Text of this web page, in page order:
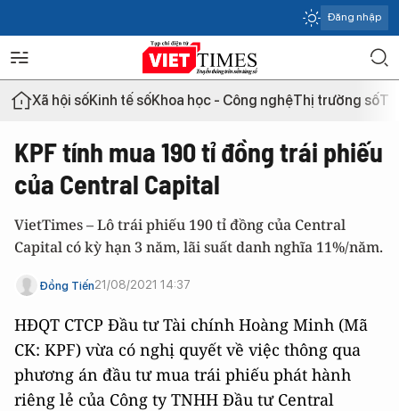
Đăng nhập
Xã hội sốKinh tế sốKhoa học - Công nghệThị trường số
KPF tính mua 190 tỉ đồng trái phiếu
của Central Capital
VietTimes – Lô trái phiếu 190 tỉ đồng của Central
Capital có kỳ hạn 3 năm, lãi suất danh nghĩa 11%/năm.
Đồng Tiến21/08/2021 14:37
HĐQT CTCP Đầu tư Tài chính Hoàng Minh (Mã
CK: KPF) vừa có nghị quyết về việc thông qua
phương án đầu tư mua trái phiếu phát hành
riêng lẻ của Công ty TNHH Đầu tư Central